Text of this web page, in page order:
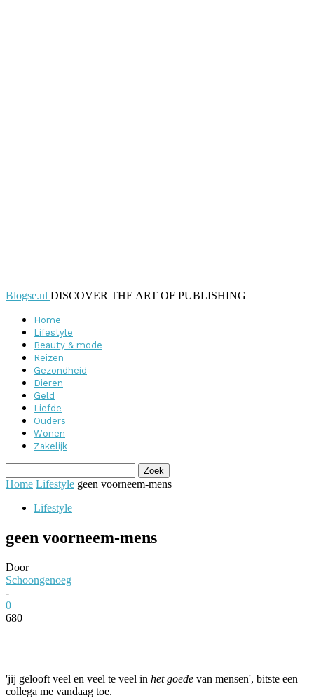
Blogse.nl DISCOVER THE ART OF PUBLISHING
Home
Lifestyle
Beauty & mode
Reizen
Gezondheid
Dieren
Geld
Liefde
Ouders
Wonen
Zakelijk
Home Lifestyle geen voorneem-mens
Lifestyle
geen voorneem-mens
Door
Schoongenoeg
-
0
680
'jij gelooft veel en veel te veel in het goede van mensen', bitste een
collega me vandaag toe.